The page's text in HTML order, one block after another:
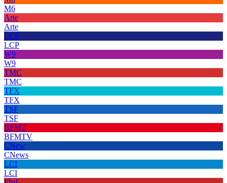
M6
Arte
Arte
LCP
LCP
W9
W9
TMC
TMC
TFX
TFX
TSF
TSF
BFMT
BFMTV
CNew
CNews
LCI
LCI